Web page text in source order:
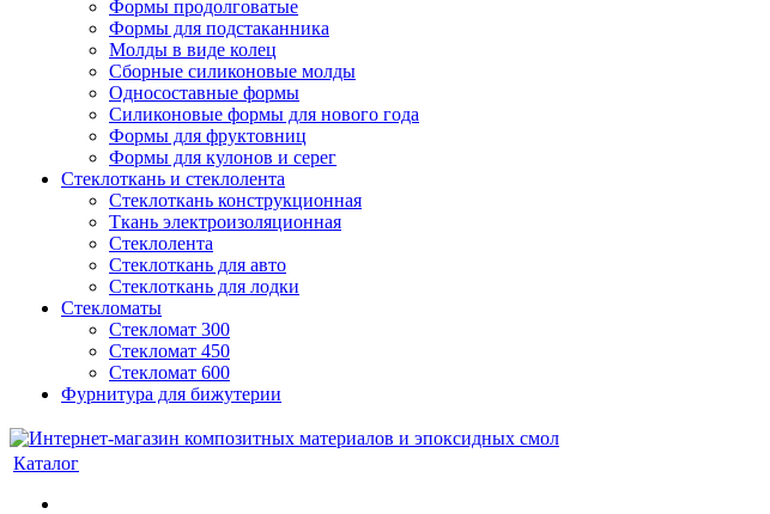
Формы продолговатые
Формы для подстаканника
Молды в виде колец
Сборные силиконовые молды
Односоставные формы
Силиконовые формы для нового года
Формы для фруктовниц
Формы для кулонов и серег
Стеклоткань и стеклолента
Стеклоткань конструкционная
Ткань электроизоляционная
Стеклолента
Стеклоткань для авто
Стеклоткань для лодки
Стекломаты
Стекломат 300
Стекломат 450
Стекломат 600
Фурнитура для бижутерии
Каталог